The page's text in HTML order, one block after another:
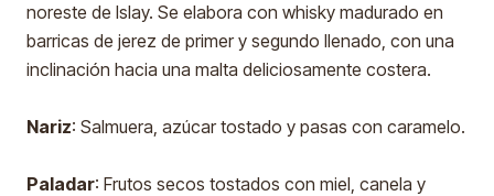
noreste de Islay. Se elabora con whisky madurado en
barricas de jerez de primer y segundo llenado, con una
inclinación hacia una malta deliciosamente costera.
Nariz: Salmuera, azúcar tostado y pasas con caramelo.
Paladar: Frutos secos tostados con miel, canela y